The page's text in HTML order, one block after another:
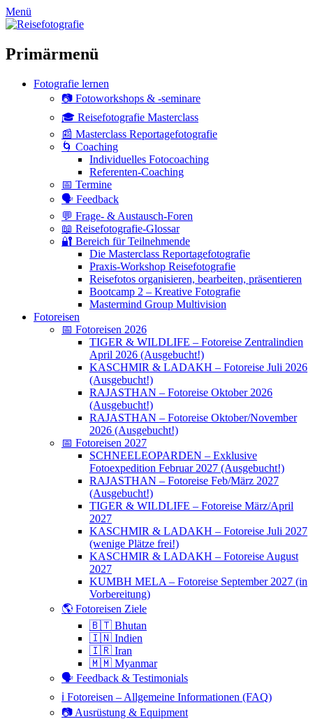
zum
Inhalt
Menü
Primärmenü
Fotografie lernen
📷 Fotoworkshops & -seminare
🎓 Reisefotografie Masterclass
📰 Masterclass Reportagefotografie
🌀 Coaching
Individuelles Fotocoaching
Referenten-Coaching
📅 Termine
🗣 Feedback
💬 Frage- & Austausch-Foren
📖 Reisefotografie-Glossar
🔐 Bereich für Teilnehmende
Die Masterclass Reportagefotografie
Praxis-Workshop Reisefotografie
Reisefotos organisieren, bearbeiten, präsentieren
Bootcamp 2 – Kreative Fotografie
Mastermind Group Multivision
Fotoreisen
📅 Fotoreisen 2026
TIGER & WILDLIFE – Fotoreise Zentralindien
April 2026 (Ausgebucht!)
KASCHMIR & LADAKH – Fotoreise Juli 2026
(Ausgebucht!)
RAJASTHAN – Fotoreise Oktober 2026
(Ausgebucht!)
RAJASTHAN – Fotoreise Oktober/November
2026 (Ausgebucht!)
📅 Fotoreisen 2027
SCHNEELEOPARDEN – Exklusive
Fotoexpedition Februar 2027 (Ausgebucht!)
RAJASTHAN – Fotoreise Feb/März 2027
(Ausgebucht!)
TIGER & WILDLIFE – Fotoreise März/April
2027
KASCHMIR & LADAKH – Fotoreise Juli 2027
(wenige Plätze frei!)
KASCHMIR & LADAKH – Fotoreise August
2027
KUMBH MELA – Fotoreise September 2027 (in
Vorbereitung)
🌎 Fotoreisen Ziele
🇧🇹 Bhutan
🇮🇳 Indien
🇮🇷 Iran
🇲🇲 Myanmar
🗣 Feedback & Testimonials
ℹ️ Fotoreisen – Allgemeine Informationen (FAQ)
📷 Ausrüstung & Equipment